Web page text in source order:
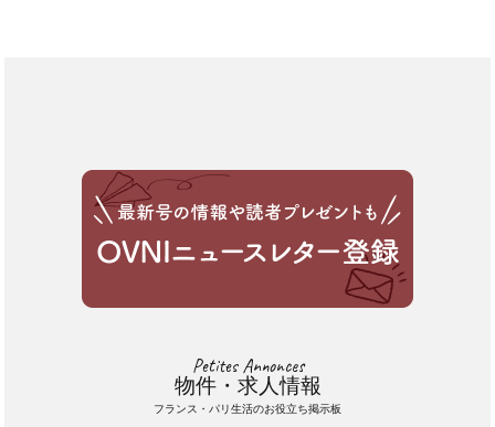
Petites Annonces
物件・求人情報
フランス・パリ生活のお役立ち掲示板